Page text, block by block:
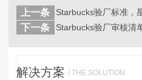
上一条 Starbucks验厂标准，
下一条 Starbucks验厂审核清
解决方案 / THE SOLUTION